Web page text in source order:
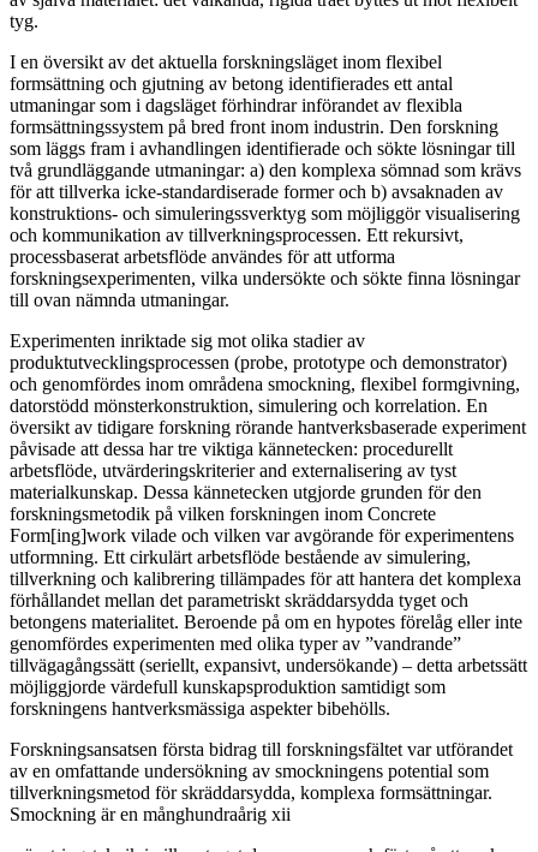
tyg.
I en översikt av det aktuella forskningsläget inom flexibel
formsättning och gjutning av betong identifierades ett antal
utmaningar som i dagsläget förhindrar införandet av flexibla
formsättningssystem på bred front inom industrin. Den forskning
som läggs fram i avhandlingen identifierade och sökte lösningar till
två grundläggande utmaningar: a) den komplexa sömnad som krävs
för att tillverka icke-standardiserade former och b) avsaknaden av
konstruktions- och simuleringssverktyg som möjliggör visualisering
och kommunikation av tillverkningsprocessen. Ett rekursivt,
processbaserat arbetsflöde användes för att utforma
forskningsexperimenten, vilka undersökte och sökte finna lösningar
till ovan nämnda utmaningar.
Experimenten inriktade sig mot olika stadier av
produktutvecklingsprocessen (probe, prototype och demonstrator)
och genomfördes inom områdena smockning, flexibel formgivning,
datorstödd mönsterkonstruktion, simulering och korrelation. En
översikt av tidigare forskning rörande hantverksbaserade experiment
påvisade att dessa har tre viktiga kännetecken: procedurellt
arbetsflöde, utvärderingskriterier and externalisering av tyst
materialkunskap. Dessa kännetecken utgjorde grunden för den
forskningsmetodik på vilken forskningen inom Concrete
Form[ing]work vilade och vilken var avgörande för experimentens
utformning. Ett cirkulärt arbetsflöde bestående av simulering,
tillverkning och kalibrering tillämpades för att hantera det komplexa
förhållandet mellan det parametriskt skräddarsydda tyget och
betongens materialitet. Beroende på om en hypotes förelåg eller inte
genomfördes experimenten med olika typer av ”vandrande”
tillvägagångssätt (seriellt, expansivt, undersökande) – detta arbetssätt
möjliggjorde värdefull kunskapsproduktion samtidigt som
forskningens hantverksmässiga aspekter bibehölls.
Forskningsansatsen första bidrag till forskningsfältet var utförandet
av en omfattande undersökning av smockningens potential som
tillverkningsmetod för skräddarsydda, komplexa formsättningar.
Smockning är en månghundraårig xii